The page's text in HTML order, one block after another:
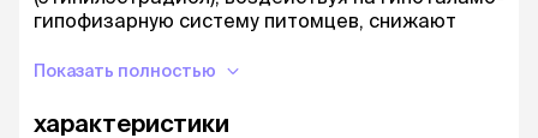
гипофизарную систему питомцев, снижают
гормонов (ФСГ и ЛГ). Вследствие этого
яичниках и прекращается овуляция фолликулов.
Показать полностью
характеристики